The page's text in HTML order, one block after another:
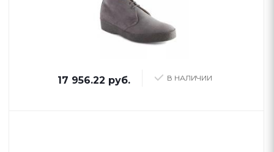
В НАЛИЧИИ
17 956.22 руб.